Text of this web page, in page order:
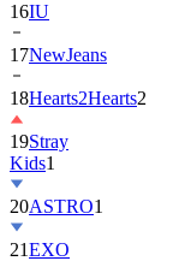
16IU
17NewJeans
18Hearts2Hearts2
19Stray
Kids1
20ASTRO1
21EXO